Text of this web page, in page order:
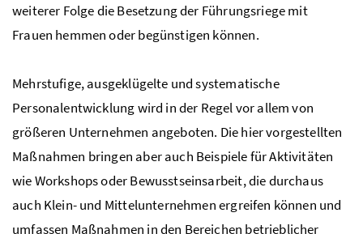
weiterer Folge die Besetzung der Führungsriege mit
Frauen hemmen oder begünstigen können.
Mehrstufige, ausgeklügelte und systematische
Personalentwicklung wird in der Regel vor allem von
größeren Unternehmen angeboten. Die hier vorgestellten
Maßnahmen bringen aber auch Beispiele für Aktivitäten
wie Workshops oder Bewusstseinsarbeit, die durchaus
auch Klein- und Mittelunternehmen ergreifen können und
umfassen Maßnahmen in den Bereichen betrieblicher